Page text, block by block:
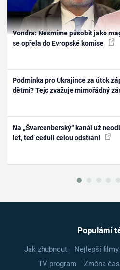
Vondra: Nesmíme působit jako
se opřela do Evropské komise
Podmínka pro Ukrajince za útok
dětmi? Tejc zvažuje mimořádný
Na „Švarcenberský“ kanál už
let, teď ceduli celou odstraní
Populární
Jak zhubnout Nejlepší filmy
TV program
Změna